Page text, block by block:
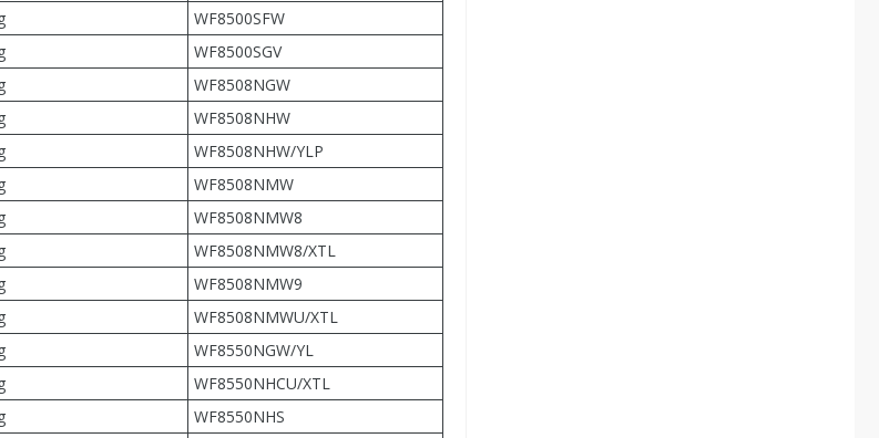
WF8500SFW
WF8500SGV
WF8508NGW
WF8508NHW
WF8508NHW/YLP
WF8508NMW
WF8508NMW8
WF8508NMW8/XTL
WF8508NMW9
WF8508NMWU/XTL
WF8550NGW/YL
WF8550NHCU/XTL
WF8550NHS